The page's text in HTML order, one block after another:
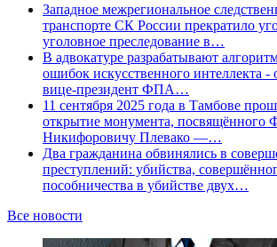
Западное межрегиональное
транспорте СК России прекратило
уголовное преследование в…
В адвокатуре разрабатывают
ошибок искусственного интеллекта
вице-президент ФПА…
11 сентября 2025 года в Тамбове
открытие монумента, посвящённого
Никифоровичу Плевако —…
Два гражданина обвинялись в
преступлений: убийства,
пособничества в убийстве двух…
Все новости